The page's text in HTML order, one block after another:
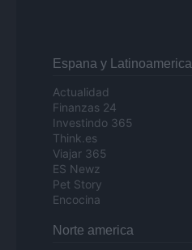
Espana y Latinoamerica
Actualidad
Finanzas 24
Investindo 365
Think.es
Viajar 365
ES Newz
Pet Story
Encocina
Norte america